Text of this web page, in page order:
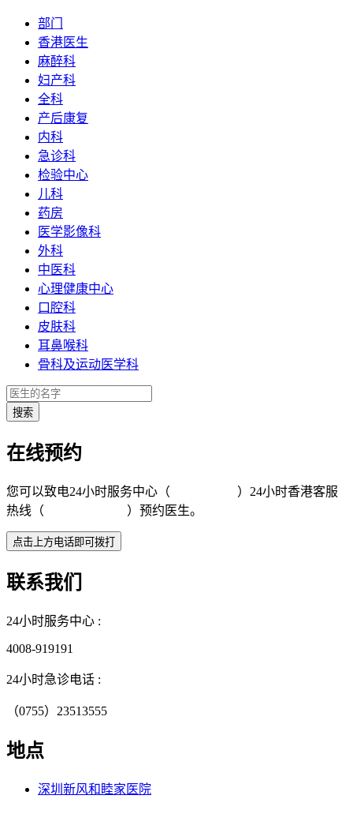
部门
香港医生
麻醉科
妇产科
全科
产后康复
内科
急诊科
检验中心
儿科
药房
医学影像科
外科
中医科
心理健康中心
口腔科
皮肤科
耳鼻喉科
骨科及运动医学科
在线预约
您可以致电24小时服务中心（
）24小时香港客服
热线（
）预约医生。
联系我们
24小时服务中心 :
4008-919191
24小时急诊电话 :
（0755）23513555
地点
深圳新风和睦家医院